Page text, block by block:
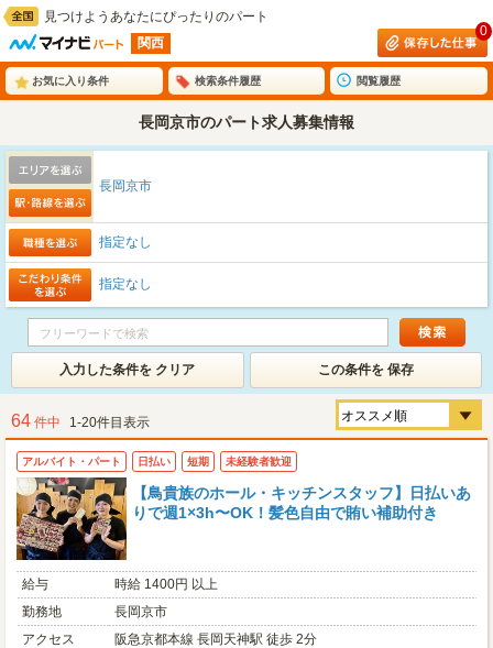
見つけようあなたにぴったりのパート
関西
0
お気に入り条件 検索条件履歴 閲覧履歴
長岡京市のパート求人募集情報
長岡京市
指定なし
指定なし
入力した条件を クリア この条件を 保存
64 件中 1-20件目表示
アルバイト・パート 日払い 短期 未経験者歓迎
【鳥貴族のホール・キッチンスタッフ】日払いあ
りで週1×3h〜OK！髪色自由で賄い補助付き
給与
時給 1400円 以上
勤務地
長岡京市
アクセス
阪急京都本線 長岡天神駅 徒歩 2分